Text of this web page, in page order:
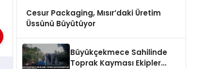
Cesur Packaging, Mısır’daki Üretim
Üssünü Büyütüyor
Büyükçekmece Sahilinde
Toprak Kayması Ekipler